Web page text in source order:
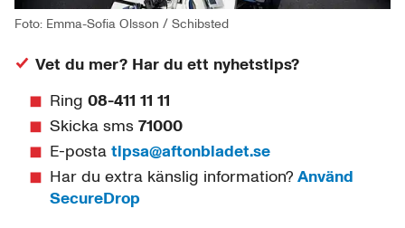
Foto: Emma-Sofia Olsson / Schibsted
Vet du mer? Har du ett nyhetstips?
Ring 08-411 11 11
Skicka sms 71000
E-posta tipsa@aftonbladet.se
Har du extra känslig information? Använd
SecureDrop